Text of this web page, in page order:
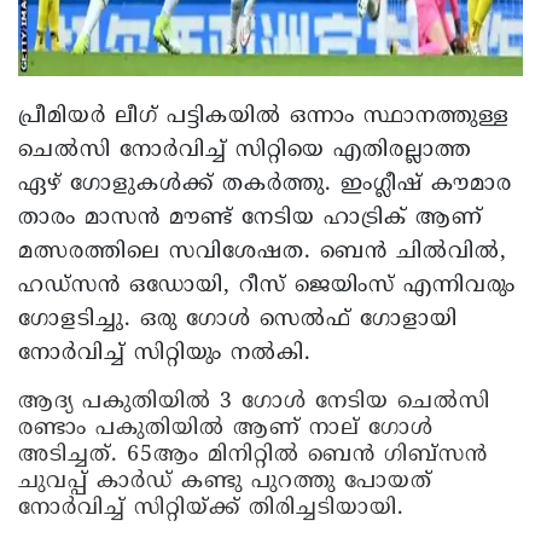
പ്രീമിയർ ലീഗ് പട്ടികയിൽ ഒന്നാം സ്ഥാനത്തുള്ള
ചെൽസി നോർവിച്ച് സിറ്റിയെ എതിരല്ലാത്ത
ഏഴ് ഗോളുകൾക്ക് തകർത്തു. ഇംഗ്ലീഷ് കൗമാര
താരം മാസൻ മൗണ്ട് നേടിയ ഹാട്രിക് ആണ്
മത്സരത്തിലെ സവിശേഷത. ബെൻ ചിൽവിൽ,
ഹഡ്സൻ ഒഡോയി, റീസ് ജെയിംസ് എന്നിവരും
ഗോളടിച്ചു. ഒരു ഗോൾ സെൽഫ്‌ ഗോളായി
നോർവിച്ച് സിറ്റിയും നൽകി.
ആദ്യ പകുതിയിൽ 3 ഗോൾ നേടിയ ചെൽസി
രണ്ടാം പകുതിയിൽ ആണ് നാല് ഗോൾ
അടിച്ചത്. 65ആം മിനിറ്റിൽ ബെൻ ഗിബ്സൻ
ചുവപ്പ് കാർഡ് കണ്ടു പുറത്തു പോയത്
നോർവിച്ച് സിറ്റിയ്ക്ക് തിരിച്ചടിയായി.